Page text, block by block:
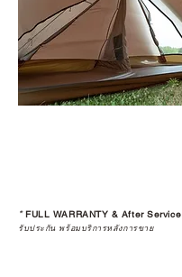
*FULL WARRANTY & After Service
รับประกัน พร้อมบริการหลังการขาย